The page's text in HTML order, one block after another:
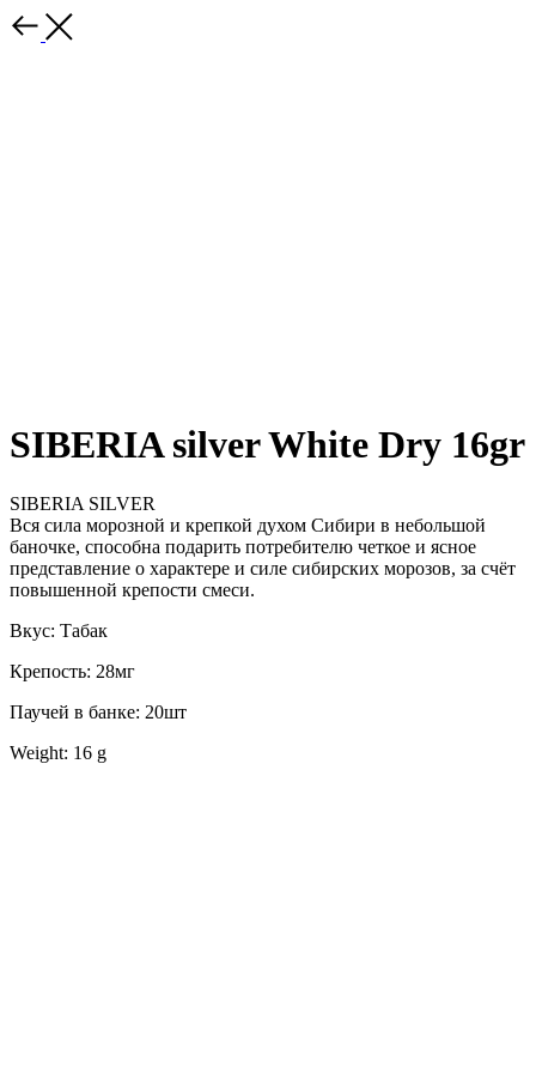
SIBERIA silver White Dry 16gr
SIBERIA SILVER
Вся сила морозной и крепкой духом Сибири в небольшой
баночке, способна подарить потребителю четкое и ясное
представление о характере и силе сибирских морозов, за счёт
повышенной крепости смеси.
Вкус: Табак
Крепость: 28мг
Паучей в банке: 20шт
Weight: 16 g